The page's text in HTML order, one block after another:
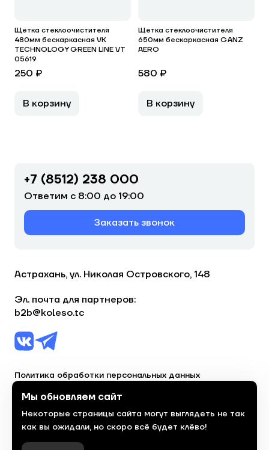
Щетка стеклоочистителя
480мм бескаркасная VK
TECHNOLOGY GREEN LINE VT
05619
250 ₽
В корзину
Щетка стеклоочистителя
650мм бескаркасная GANZ
AERO
580 ₽
В корзину
+7 (8512) 238 000
Ответим с 8:00 до 19:00
Заказать звонок
Астрахань, ул. Николая Островского, 148
Эл. почта для партнеров:
b2b@koleso.tc
Политика обработки персональных данных
© 2023, торгово-сервисная сеть «Колесо»
Политика конфиденциальности
Сделано
красиво
Мы обновляем сайт
Некоторые страницы сайта могут выглядеть не так
как вы ожидали, но скоро всё будет клёво!